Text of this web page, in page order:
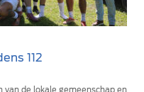
112
van de lokale gemeenschap en